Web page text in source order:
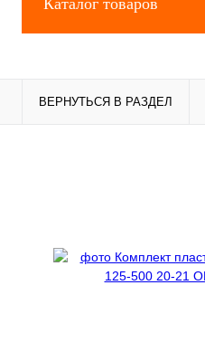
Каталог товаров
ВЕРНУТЬСЯ В РАЗДЕЛ